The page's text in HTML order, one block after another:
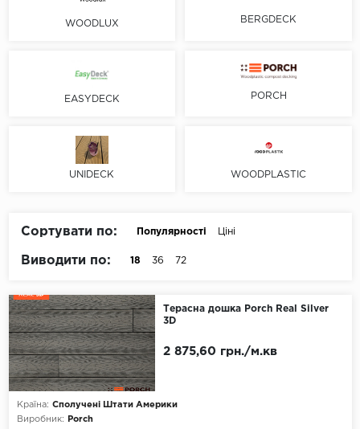
Камінь
Цемент
Замок
Клей
Коричневий
WOODLUX
BERGDECK
EASYDECK PORCH
UNIDECK WOODPLASTIC
Сортувати по: Популярності Ціні
Виводити по: 18 36 72
Терасна дошка Porch Real Silver
3D
Країна: Сполучені Штати Америки
Виробник:
Porch
2 875,60 грн./м.кв